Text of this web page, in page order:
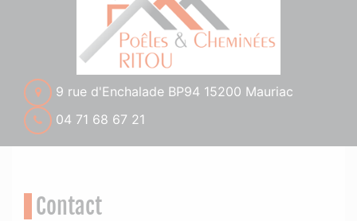
9 rue d'Enchalade BP94 15200 Mauriac
04 71 68 67 21
Contact